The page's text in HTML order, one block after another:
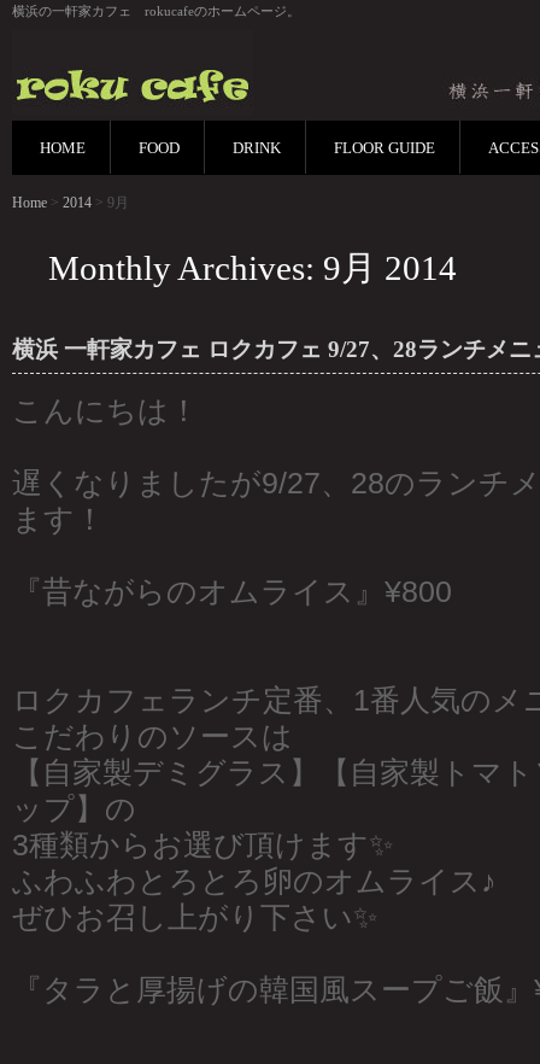
横浜の一軒家カフェ rokucafeのホームページ。
HOME FOOD DRINK FLOOR GUIDE
Home > 2014 > 9月
Monthly Archives: 9月 2014
横浜 一軒家カフェ ロクカフェ 9/27、28ランチメニ
こんにちは！
遅くなりましたが9/27、28のランチ
ます！
『昔ながらのオムライス』¥800
ロクカフェランチ定番、1番人気のメ
こだわりのソースは
【自家製デミグラス】【自家製トマ
ップ】の
3種類からお選び頂けます✨
ふわふわとろとろ卵のオムライス♪
ぜひお召し上がり下さい✨
『タラと厚揚げの韓国風スープご飯